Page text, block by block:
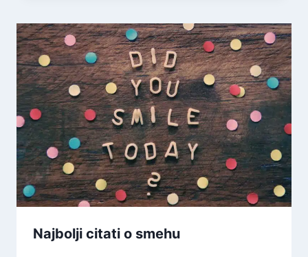
Najbolji citati o smehu